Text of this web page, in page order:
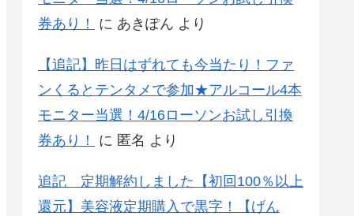
券あり！
に あきぽん より
【追記】昨日はずれても今当たり！ファ
ンくるとテンタメで参加★アルコール4本
モニター当選！4/16ローソンお試し引換
券あり！
に 匿名 より
追記 定期解約しました【初回100％以上
還元】美容液定期購入で黒字！【げん